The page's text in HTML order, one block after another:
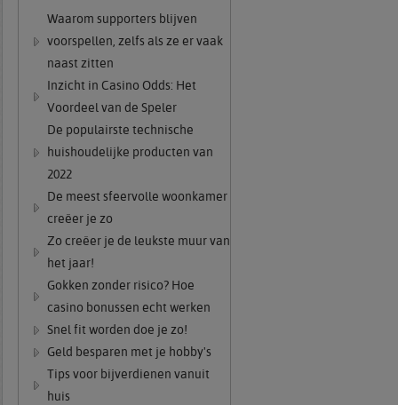
Waarom supporters blijven
voorspellen, zelfs als ze er vaak
naast zitten
Inzicht in Casino Odds: Het
Voordeel van de Speler
De populairste technische
huishoudelijke producten van
2022
De meest sfeervolle woonkamer
creëer je zo
Zo creëer je de leukste muur van
het jaar!
Gokken zonder risico? Hoe
casino bonussen echt werken
Snel fit worden doe je zo!
Geld besparen met je hobby's
Tips voor bijverdienen vanuit
huis